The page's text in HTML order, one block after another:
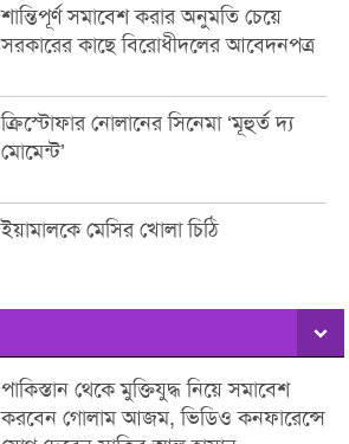
শান্তিপূর্ণ সমাবেশ করার অনুমতি চেয়ে
সরকারের কাছে বিরোধীদলের আবেদনপত্র
ক্রিস্টোফার নোলানের সিনেমা ‘মূহুর্ত দ্য
মোমেন্ট’
ইয়ামালকে মেসির খোলা চিঠি
পাকিস্তান থেকে মুক্তিযুদ্ধ নিয়ে সমাবেশ
করবেন গোলাম আজম, ভিডিও কনফারেন্সে